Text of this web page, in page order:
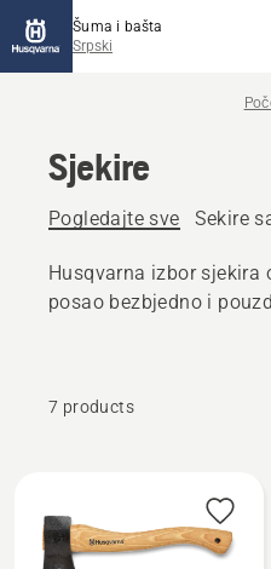
Šuma i bašta
Srpski
Sjekire
Pogledajte sve Sekire
Husqvarna izbor sjekira
posao bezbjedno i
7 products
products